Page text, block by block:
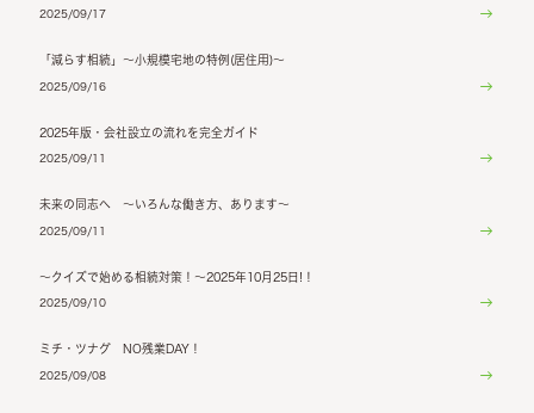
2025/09/17
「減らす相続」～小規模宅地の特例(居住用)～
2025/09/16
2025年版・会社設立の流れを完全ガイド
2025/09/11
未来の同志へ ～いろんな働き方、あります～
2025/09/11
～クイズで始める相続対策！～2025年10月25日!！
2025/09/10
ミチ・ツナグ NO残業DAY！
2025/09/08